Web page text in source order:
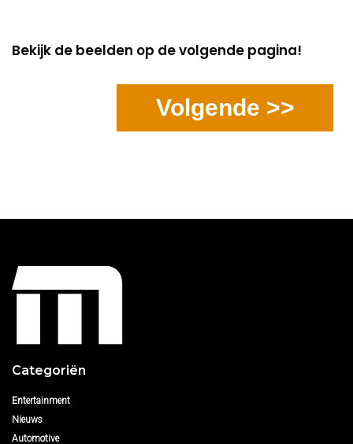
Bekijk de beelden op de volgende pagina!
Volgende >>
Categoriën
Entertainment
Nieuws
Automotive